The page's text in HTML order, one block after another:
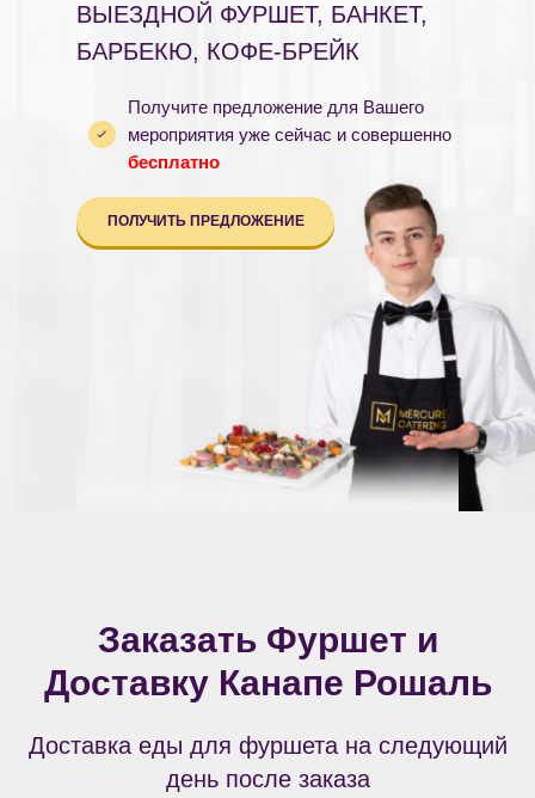
ВЫЕЗДНОЙ ФУРШЕТ, БАНКЕТ,
БАРБЕКЮ, КОФЕ-БРЕЙК
Получите предложение для Вашего
мероприятия уже сейчас и совершенно
бесплатно
ПОЛУЧИТЬ ПРЕДЛОЖЕНИЕ
Заказать Фуршет и
Доставку Канапе Рошаль
Доставка еды для фуршета на следующий
день после заказа